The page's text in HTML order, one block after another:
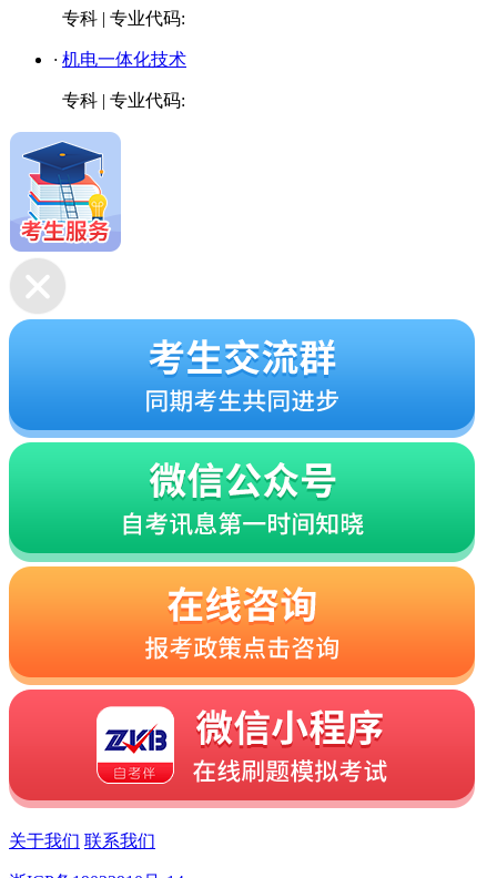
专科 | 专业代码:
· 机电一体化技术
专科 | 专业代码:
关于我们 联系我们